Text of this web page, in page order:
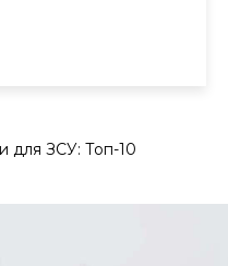
для ЗСУ: Топ-10